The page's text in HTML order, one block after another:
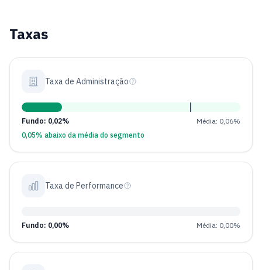
Taxas
Taxa de Administração
Fundo: 0,02%
Média: 0,06%
0,05% abaixo da média do segmento
Taxa de Performance
Fundo: 0,00% Média: 0,00%